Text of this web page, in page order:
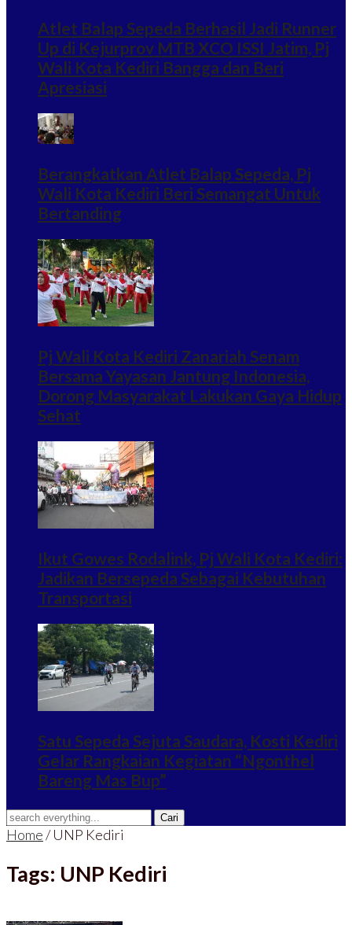
Atlet Balap Sepeda Berhasil Jadi Runner
Up di Kejurprov MTB XCO ISSI Jatim, Pj
Wali Kota Kediri Bangga dan Beri
Apresiasi
Berangkatkan Atlet Balap Sepeda, Pj
Wali Kota Kediri Beri Semangat Untuk
Bertanding
Pj Wali Kota Kediri Zanariah Senam
Bersama Yayasan Jantung Indonesia,
Dorong Masyarakat Lakukan Gaya Hidup
Sehat
Ikut Gowes Rodalink, Pj Wali Kota Kediri:
Jadikan Bersepeda Sebagai Kebutuhan
Transportasi
Satu Sepeda Sejuta Saudara, Kosti Kediri
Gelar Rangkaian Kegiatan “Ngonthel
Bareng Mas Bup”
Home/UNP Kediri
Tags: UNP Kediri